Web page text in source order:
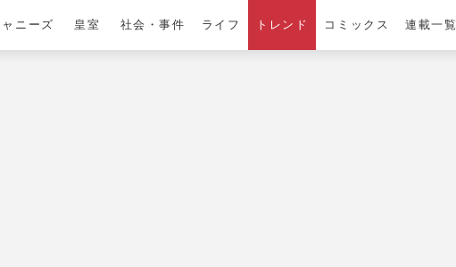
ャニーズ 皇室 社会・事件 ライフ トレンド コミックス 連載一覧